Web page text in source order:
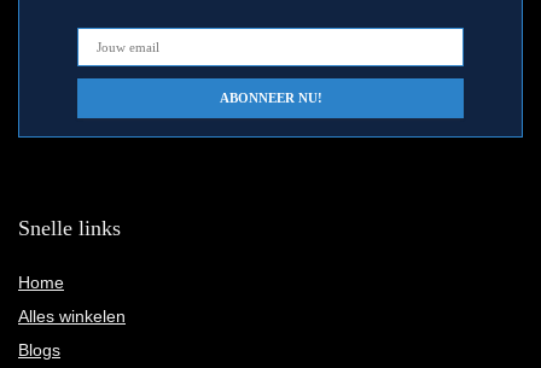
Snelle links
Home
Alles winkelen
Blogs